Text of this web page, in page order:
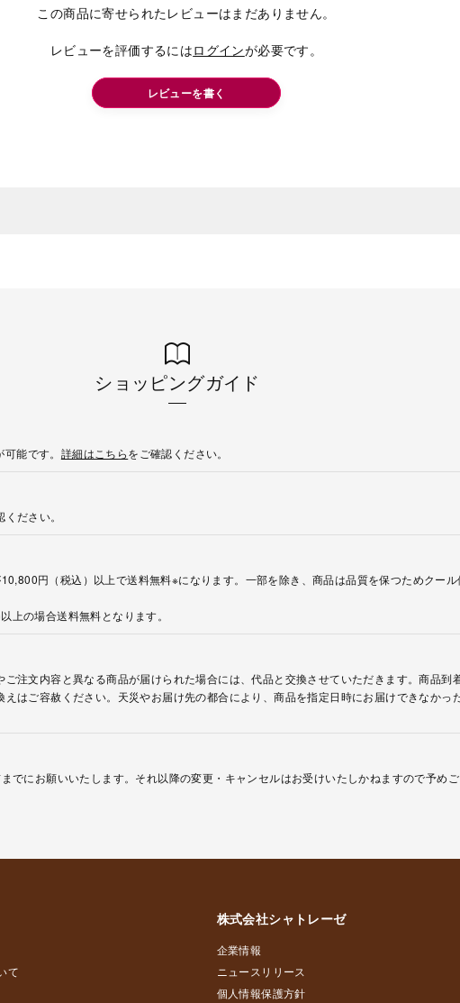
この商品に寄せられたレビューはまだありません。
レビューを評価するにはログインが必要です。
レビューを書く
ショッピングガイド
能です。 詳細はこちらをご確認ください。
ださい。
円（税込）以上で送料無料※になります。一部を除き、商品は品質を保つためクール
上の場合送料無料となります。
注文内容と異なる商品が届けられた場合には、代品と交換させていただきます。商品到
はご容赦ください。天災やお届け先の都合により、商品を指定日時にお届けできなかっ
にお願いいたします。それ以降の変更・キャンセルはお受けいたしかねますので予めご
て
株式会社シャトレーゼ
企業情報
ニュースリリース
個人情報保護方針